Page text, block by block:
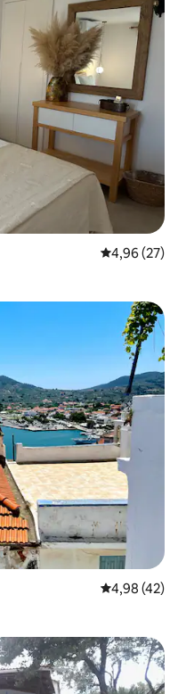
Gemiddelde
4,96 (27)
Gemiddelde
4,98 (42)